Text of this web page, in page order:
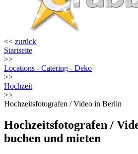
<< zurück
Startseite
>>
Locations - Catering - Deko
>>
Hochzeit
>>
Hochzeitsfotografen / Video in Berlin
Hochzeitsfotografen /
buchen und mieten